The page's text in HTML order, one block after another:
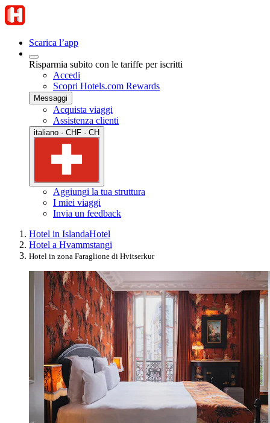
Scarica l’app
Risparmia subito con le tariffe per iscritti
Accedi
Scopri Hotels.com Rewards
Messaggi
Acquista viaggi
Assistenza clienti
italiano · CHF · CH
Aggiungi la tua struttura
I miei viaggi
Invia un feedback
Hotel in IslandaHotel
Hotel a Hvammstangi
Hotel in zona Faraglione di Hvitserkur